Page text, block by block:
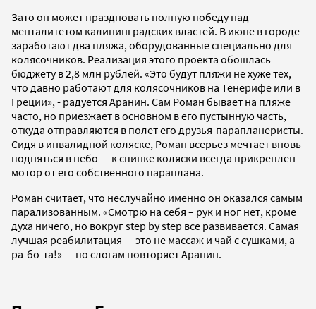
Зато он может праздновать полную победу над
менталитетом калининградских властей. В июне в городе
заработают два пляжа, оборудованные специально для
колясочников. Реализация этого проекта обошлась
бюджету в 2,8 млн рублей. «Это будут пляжи не хуже тех,
что давно работают для колясочников на Тенерифе или в
Греции», - радуется Аранин. Сам Роман бывает на пляже
часто, но приезжает в основном в его пустынную часть,
откуда отправляются в полет его друзья-парапланеристы.
Сидя в инвалидной коляске, Роман всерьез мечтает вновь
подняться в небо — к спинке коляски всегда прикреплен
мотор от его собственного параплана.
Роман считает, что неслучайно именно он оказался самым
парализованным. «Смотрю на себя – рук и ног нет, кроме
духа ничего, но вокруг step by step все развивается. Самая
лучшая реабилитация — это не массаж и чай с сушками, а
ра-бо-та!» — по слогам повторяет Аранин.